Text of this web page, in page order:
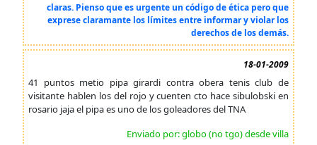
claras. Pienso que es urgente un código de ética pero que
exprese claramante los límites entre informar y violar los
derechos de los demás.
18-01-2009
41 puntos metio pipa girardi contra obera tenis club de
visitante hablen los del rojo y cuenten cto hace sibulobski en
rosario jaja el pipa es uno de los goleadores del TNA
Enviado por: globo (no tgo) desde villa